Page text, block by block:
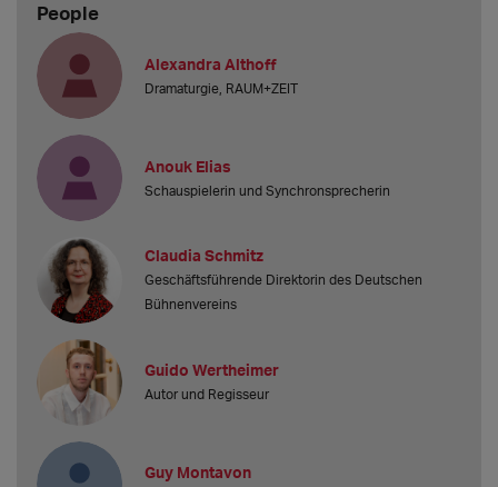
People
Alexandra Althoff
Dramaturgie, RAUM+ZEIT
Anouk Elias
Schauspielerin und Synchronsprecherin
Claudia Schmitz
Geschäftsführende Direktorin des Deutschen
Bühnenvereins
Guido Wertheimer
Autor und Regisseur
Guy Montavon